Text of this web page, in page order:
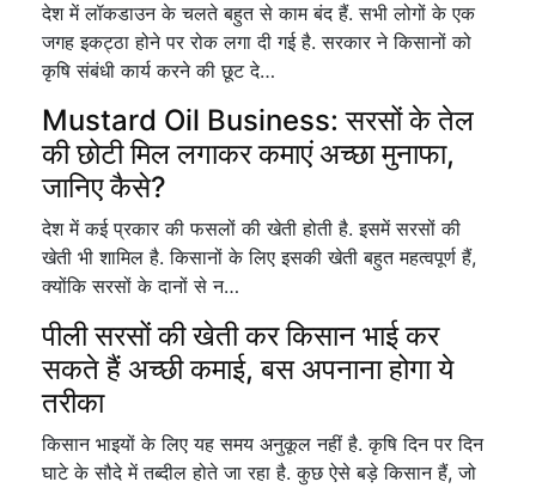
देश में लॉकडाउन के चलते बहुत से काम बंद हैं. सभी लोगों के एक
जगह इकट्ठा होने पर रोक लगा दी गई है. सरकार ने किसानों को
कृषि संबंधी कार्य करने की छूट दे…
Mustard Oil Business: सरसों के तेल
की छोटी मिल लगाकर कमाएं अच्छा मुनाफा,
जानिए कैसे?
देश में कई प्रकार की फसलों की खेती होती है. इसमें सरसों की
खेती भी शामिल है. किसानों के लिए इसकी खेती बहुत महत्वपूर्ण हैं,
क्योंकि सरसों के दानों से न…
पीली सरसों की खेती कर किसान भाई कर
सकते हैं अच्छी कमाई, बस अपनाना होगा ये
तरीका
किसान भाइयों के लिए यह समय अनुकूल नहीं है. कृषि दिन पर दिन
घाटे के सौदे में तब्दील होते जा रहा है. कुछ ऐसे बड़े किसान हैं, जो